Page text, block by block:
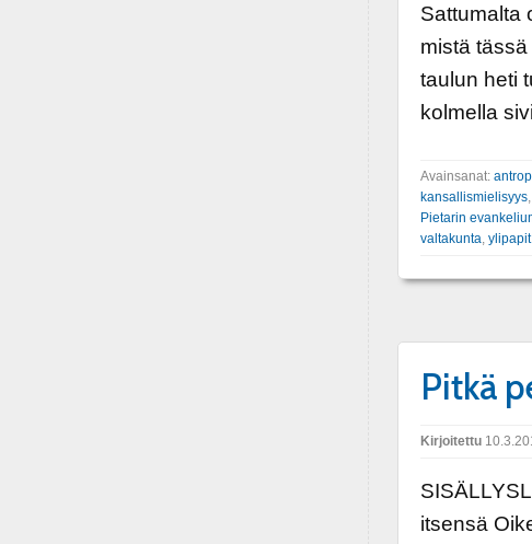
Sattumalta
mistä
taulun heti
kolmella
Avainsanat:
kansallismielisyys,
Pietarin
valtakunta, ylipapit
Pitkä
Kirjoitettu
itsensä